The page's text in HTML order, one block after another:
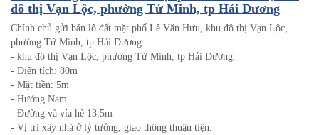
đô thị Vạn Lộc, phường Tứ Minh, tp Hải Dương
Chính chủ gửi bán lô đất mặt phố Lê Văn Hưu, khu đô thị Vạn Lộc,
phường Tứ Minh, tp Hải Dương
- khu đô thị Vạn Lộc, phường Tứ Minh, tp Hải Dương.
- Diện tích: 80m
- Mặt tiền: 5m
- Hướng Nam
- Đường và vỉa hè 13,5m
- Vị trí xây nhà ở lý tưởng, giao thông thuận tiện.